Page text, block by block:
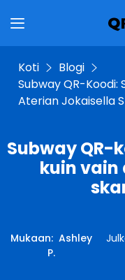
Koti
Blogi
Subway QR-Koodi:
Aterian Jokaisella
Subway QR-
kuin
Mukaan: Ashley
P.